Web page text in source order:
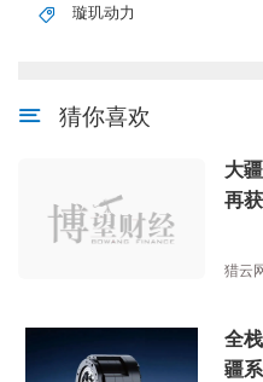
璇玑动力
猜你喜欢
大
再
猎云
全
疆